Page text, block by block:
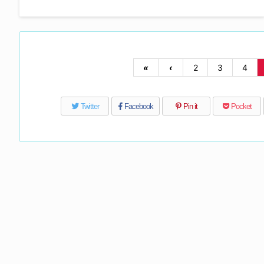
« ‹ 2 3 4
Twitter Facebook Pin it Pocket